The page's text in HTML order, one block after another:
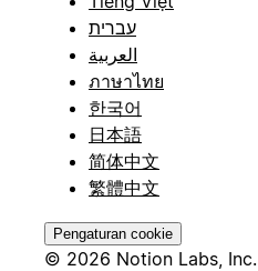
עברית
العربية
ภาษาไทย
한국어
日本語
简体中文
繁體中文
Pengaturan cookie
© 2026 Notion Labs, Inc.